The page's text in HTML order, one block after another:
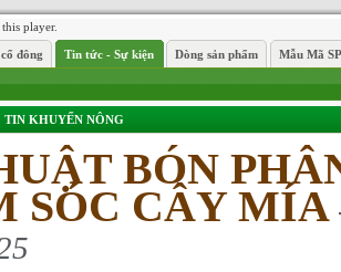
this player.
đông Tin tức - Sự kiện Dòng sản phẩm Mẫu Mã SP
TIN KHUYẾN NÔNG
BÓN
SÓC CÂY MÍA